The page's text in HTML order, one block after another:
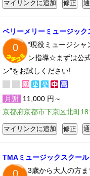
ベリーメリーミュージック
0
“現役ミュージシャ
ン指導☆まずは公
ン”をお試しください!
月謝 11,000 円～
京都府京都市下京区北町
TMAミュージックスクール
0
3歳から大人の方